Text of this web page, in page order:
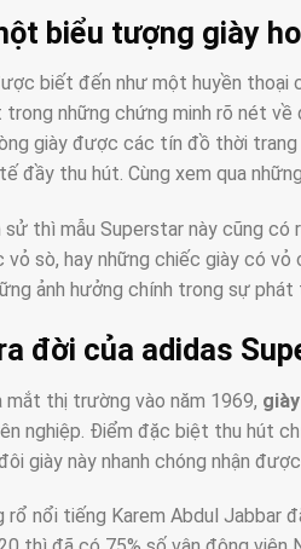
biểu tượng giày
biết đến như một huyền thoại
những chứng minh rõ nét về
giày được các tín đồ thời
đầy thu hút. Cùng xem qua
thì mẫu Superstar này cũng
vỏ sò, hay những chiếc giày có
ảnh hưởng chính trong sự phát
đời của adidas
thị trường vào năm 1969,
nghiệp. Điểm đặc biệt thu hút
giày này nhanh chóng nhận
rổ nổi tiếng Karem Abdul Jabbar